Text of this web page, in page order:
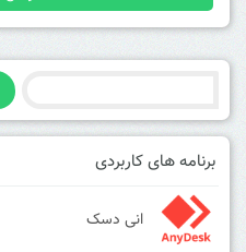
برنامه های کاربردی
انی دسک